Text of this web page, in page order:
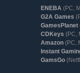
ENEBA (PC,
G2A Games
GamesPlanet
CDKeys (PC,
Amazon (PC,
Instant
GamsGo